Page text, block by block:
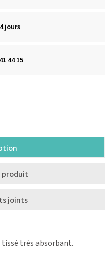
jours
44 15
produit
joints
tissé très absorbant.